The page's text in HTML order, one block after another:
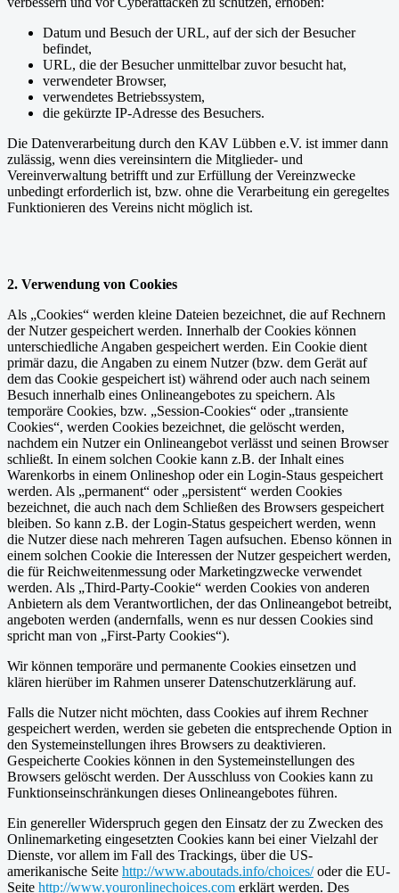
Datum und Besuch der URL, auf der sich der Besucher
befindet,
URL, die der Besucher unmittelbar zuvor besucht hat,
verwendeter Browser,
verwendetes Betriebssystem,
die gekürzte IP-Adresse des Besuchers.
Die Datenverarbeitung durch den KAV Lübben e.V. ist immer dann
zulässig, wenn dies vereinsintern die Mitglieder- und
Vereinverwaltung betrifft und zur Erfüllung der Vereinzwecke
unbedingt erforderlich ist, bzw. ohne die Verarbeitung ein geregeltes
Funktionieren des Vereins nicht möglich ist.
2. Verwendung von Cookies
Als „Cookies“ werden kleine Dateien bezeichnet, die auf Rechnern
der Nutzer gespeichert werden. Innerhalb der Cookies können
unterschiedliche Angaben gespeichert werden. Ein Cookie dient
primär dazu, die Angaben zu einem Nutzer (bzw. dem Gerät auf
dem das Cookie gespeichert ist) während oder auch nach seinem
Besuch innerhalb eines Onlineangebotes zu speichern. Als
temporäre Cookies, bzw. „Session-Cookies“ oder „transiente
Cookies“, werden Cookies bezeichnet, die gelöscht werden,
nachdem ein Nutzer ein Onlineangebot verlässt und seinen Browser
schließt. In einem solchen Cookie kann z.B. der Inhalt eines
Warenkorbs in einem Onlineshop oder ein Login-Staus gespeichert
werden. Als „permanent“ oder „persistent“ werden Cookies
bezeichnet, die auch nach dem Schließen des Browsers gespeichert
bleiben. So kann z.B. der Login-Status gespeichert werden, wenn
die Nutzer diese nach mehreren Tagen aufsuchen. Ebenso können in
einem solchen Cookie die Interessen der Nutzer gespeichert werden,
die für Reichweitenmessung oder Marketingzwecke verwendet
werden. Als „Third-Party-Cookie“ werden Cookies von anderen
Anbietern als dem Verantwortlichen, der das Onlineangebot betreibt,
angeboten werden (andernfalls, wenn es nur dessen Cookies sind
spricht man von „First-Party Cookies“).
Wir können temporäre und permanente Cookies einsetzen und
klären hierüber im Rahmen unserer Datenschutzerklärung auf.
Falls die Nutzer nicht möchten, dass Cookies auf ihrem Rechner
gespeichert werden, werden sie gebeten die entsprechende Option in
den Systemeinstellungen ihres Browsers zu deaktivieren.
Gespeicherte Cookies können in den Systemeinstellungen des
Browsers gelöscht werden. Der Ausschluss von Cookies kann zu
Funktionseinschränkungen dieses Onlineangebotes führen.
Ein genereller Widerspruch gegen den Einsatz der zu Zwecken des
Onlinemarketing eingesetzten Cookies kann bei einer Vielzahl der
Dienste, vor allem im Fall des Trackings, über die US-
amerikanische Seite http://www.aboutads.info/choices/oder die EU-
Seite http://www.youronlinechoices.com erklärt werden. Des